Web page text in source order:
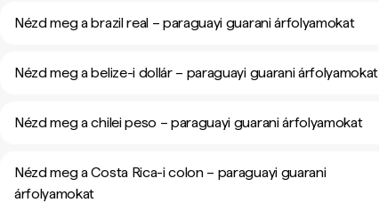
Nézd meg a brazil real – paraguayi guarani árfolyamokat
Nézd meg a belize-i dollár – paraguayi guarani árfolyamokat
Nézd meg a chilei peso – paraguayi guarani árfolyamokat
Nézd meg a Costa Rica-i colon – paraguayi guarani
árfolyamokat